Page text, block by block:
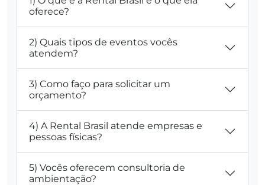
oferece?
2) Quais tipos de eventos vocês
atendem?
3) Como faço para solicitar um
orçamento?
4) A Rental Brasil atende empresas e
pessoas físicas?
5) Vocês oferecem consultoria de
ambientação?